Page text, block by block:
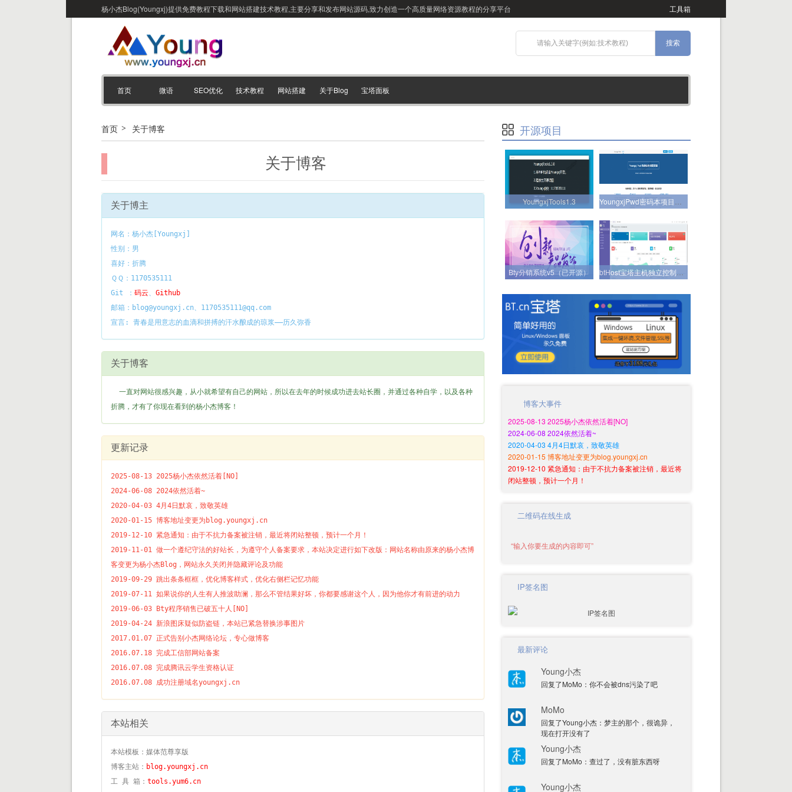
杨小杰Blog(Youngxj)提供免费教程下载和网站搭建技术教程,主要分享和发布网站源码,致力创造一个高质量网络资源教程的分享平台 工具箱
首页 微语 SEO优化 技术教程 网站搭建 关于Blog 宝塔面板
首页 关于博客
关于博客
关于博主
网名：杨小杰[Youngxj]
性别：男
喜好：折腾
ＱＱ：1170535111
Git ： 码云、 Github
邮箱：blog@youngxj.cn、1170535111@qq.com
宣言: 青春是用意志的血滴和拼搏的汗水酿成的琼浆——历久弥香
关于博客
一直对网站很感兴趣，从小就希望有自己的网站，所以在去年的时候成功进去站长圈，并通过各种自学，以及各种
折腾，才有了你现在看到的杨小杰博客！
更新记录
2025-08-13 2025杨小杰依然活着[NO]
2024-06-08 2024依然活着~
2020-04-03 4月4日默哀，致敬英雄
2020-01-15 博客地址变更为blog.youngxj.cn
2019-12-10 紧急通知：由于不抗力备案被注销，最近将闭站整顿，预计一个月！
2019-11-01 做一个遵纪守法的好站长，为遵守个人备案要求，本站决定进行如下改版：网站名称由原来的杨小杰博
客变更为杨小杰Blog，网站永久关闭并隐藏评论及功能
2019-09-29 跳出条条框框，优化博客样式，优化右侧栏记忆功能
2019-07-11 如果说你的人生有人推波助澜，那么不管结果好坏，你都要感谢这个人，因为他你才有前进的动力
2019-06-03 Bty程序销售已破五十人[NO]
2019-04-24 新浪图床疑似防盗链，本站已紧急替换涉事图片
2017.01.07 正式告别小杰网络论坛，专心做博客
2016.07.18 完成工信部网站备案
2016.07.08 完成腾讯云学生资格认证
2016.07.08 成功注册域名youngxj.cn
本站相关
本站模板：媒体范尊享版
博客主站： blog.youngxj.cn
工 具 箱： tools.yum6.cn
开源项目
YoungxjTools1.3
Bty分销系统v5（已开源）
博客大事件
2025-08-13 2025杨小杰依然活着[NO]
2024-06-08 2024依然活着~
2020-04-03 4月4日默哀，致敬英雄
2020-01-15 博客地址变更为blog.youngxj.cn
2019-12-10 紧急通知：由于不抗力备案被注销，最近将
闭站整顿，预计一个月！
二维码在线生成
IP签名图
最新评论
Young小杰
回复了MoMo：你不会被dns污染了吧
MoMo
回复了Young小杰：梦主的那个，很诡异，
现在打开没有了
Young小杰
回复了MoMo：查过了，没有脏东西呀
Young小杰